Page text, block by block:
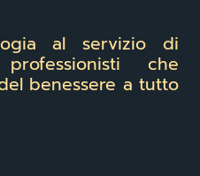
al servizio di
che
benessere a tutto